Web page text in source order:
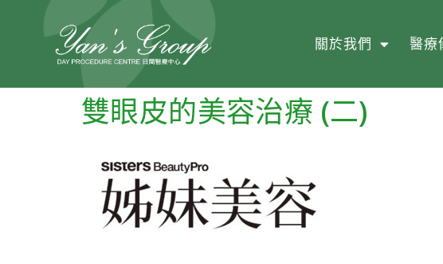
關於我們 醫療
雙眼皮的美容治療 (二)